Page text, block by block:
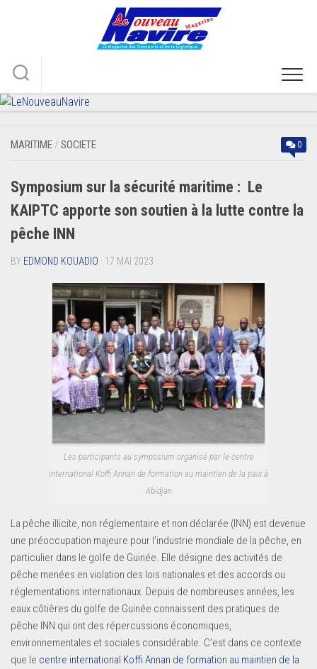
MARITIME / SOCIETE 0
Symposium sur la sécurité maritime : Le
KAIPTC apporte son soutien à la lutte contre la
pêche INN
BY EDMOND KOUADIO · 17 MAI 2023
Les participants au symposium organisé par le centre
international Koffi Annan de formation au maintien de la paix à
Abidjan
La pêche illicite, non réglementaire et non déclarée (INN) est devenue
une préoccupation majeure pour l’industrie mondiale de la pêche, en
particulier dans le golfe de Guinée. Elle désigne des activités de
pêche menées en violation des lois nationales et des accords ou
réglementations internationaux. Depuis de nombreuses années, les
eaux côtières du golfe de Guinée connaissent des pratiques de
pêche INN qui ont des répercussions économiques,
environnementales et sociales considérable. C’est dans ce contexte
que le centre international Koffi Annan de formation au maintien de la